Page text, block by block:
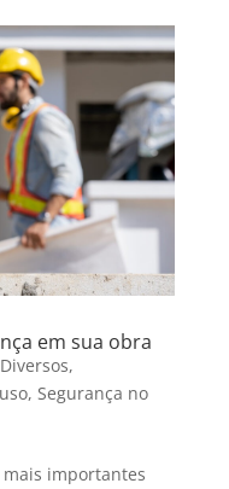
em sua obra
Diversos,
, Segurança no
mais importantes